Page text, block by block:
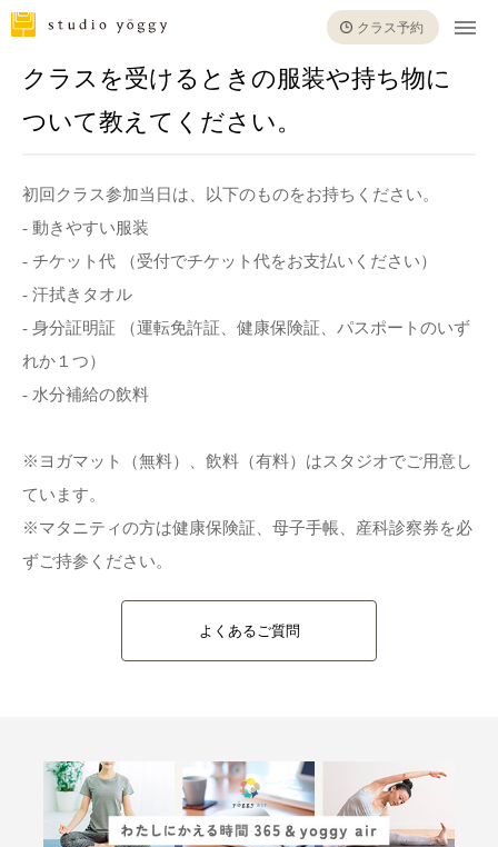
クラス予約
クラスを受けるときの服装や持ち物に
ついて教えてください。
初回クラス参加当日は、以下のものをお持ちください。
- 動きやすい服装
- チケット代 （受付でチケット代をお支払いください）
- 汗拭きタオル
- 身分証明証 （運転免許証、健康保険証、パスポートのいず
れか１つ）
- 水分補給の飲料
※ヨガマット（無料）、飲料（有料）はスタジオでご用意し
ています。
※マタニティの方は健康保険証、母子手帳、産科診察券を必
ずご持参ください。
よくあるご質問